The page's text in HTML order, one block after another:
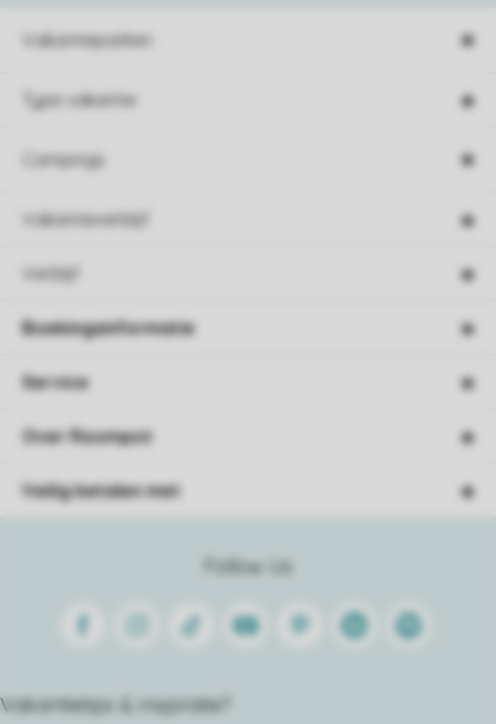
Vakantieparken
Type vakantie
Campings
Vakantieverblijf
Verblijf
Follow Us
FacebookInstagram
Tiktok Youtube PinterestLinkedinSpotify
Vakantietips & inspiratie?
Boekingsinformatie
Service
Over Roompot
Veilig betalen met